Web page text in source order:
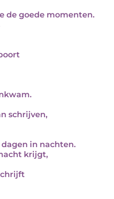
de goede momenten.
schrijven,
in nachten.
krijgt,